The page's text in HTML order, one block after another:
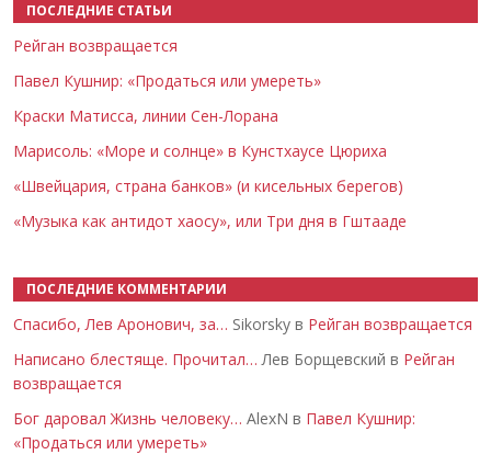
ПОСЛЕДНИЕ СТАТЬИ
Рейган возвращается
Павел Кушнир: «Продаться или умереть»
Краски Матисса, линии Сен-Лорана
Марисоль: «Море и солнце» в Кунстхаусе Цюриха
«Швейцария, страна банков» (и кисельных берегов)
«Музыка как антидот хаосу», или Три дня в Гштааде
ПОСЛЕДНИЕ КОММЕНТАРИИ
Спасибо, Лев Аронович, за… Sikorsky в Рейган возвращается
Написано блестяще. Прочитал… Лев Борщевский в Рейган
возвращается
Бог даровал Жизнь человеку… AlexN в Павел Кушнир:
«Продаться или умереть»